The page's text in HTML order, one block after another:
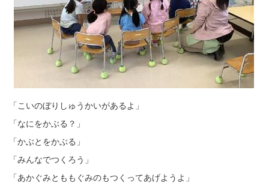
「こいのぼりしゅうかいがあるよ」
「なにをかぶる？」
「かぶとをかぶる」
「みんなでつくろう」
「あかぐみとももぐみのもつくってあげようよ」